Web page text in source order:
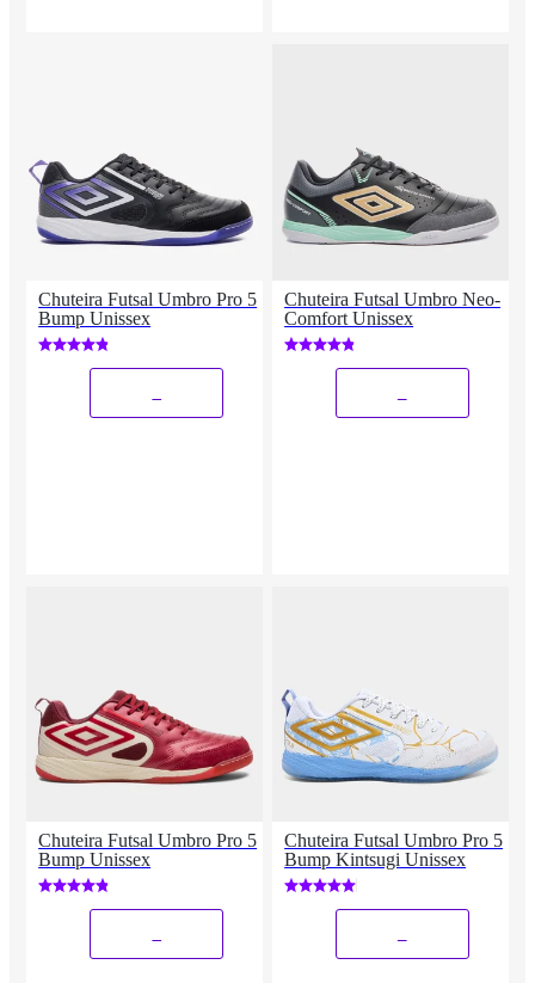
Chuteira Futsal Umbro Pro 5
Bump Unissex
Chuteira Futsal Umbro Neo-
Comfort Unissex
Chuteira Futsal Umbro Pro 5
Bump Unissex
Chuteira Futsal Umbro Pro 5
Bump Kintsugi Unissex